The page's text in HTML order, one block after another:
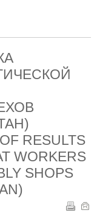
RESULTS
WORKERS
SHOPS